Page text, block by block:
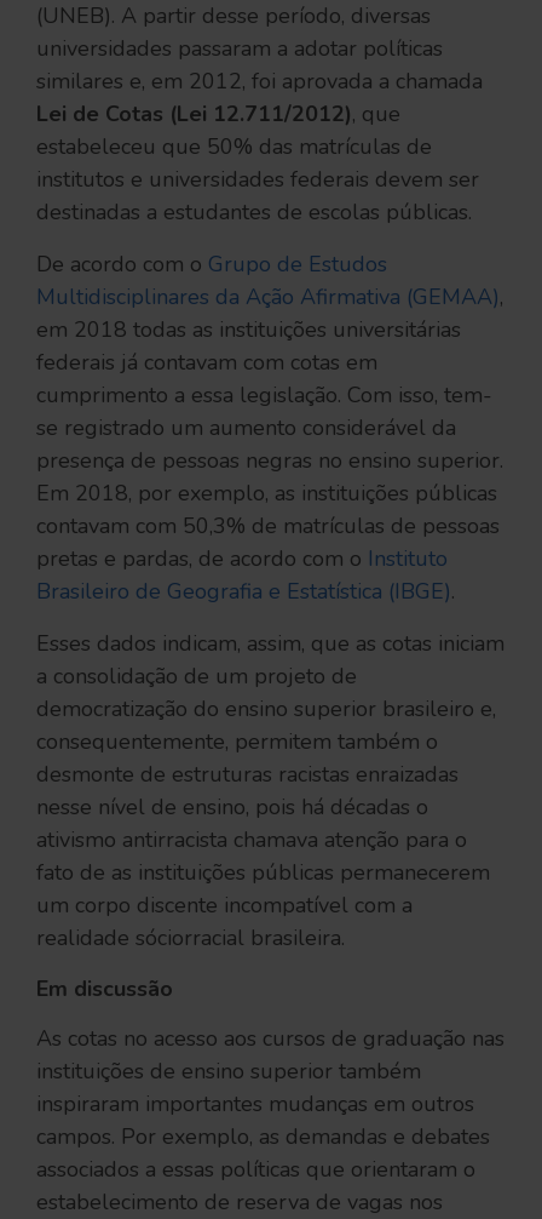
(UNEB). A partir desse período, diversas
universidades passaram a adotar políticas
similares e, em 2012, foi aprovada a chamada
Lei de Cotas (Lei 12.711/2012), que
estabeleceu que 50% das matrículas de
institutos e universidades federais devem ser
destinadas a estudantes de escolas públicas.
De acordo com o Grupo de Estudos
Multidisciplinares da Ação Afirmativa (GEMAA),
em 2018 todas as instituições universitárias
federais já contavam com cotas em
cumprimento a essa legislação. Com isso, tem-
se registrado um aumento considerável da
presença de pessoas negras no ensino superior.
Em 2018, por exemplo, as instituições públicas
contavam com 50,3% de matrículas de pessoas
pretas e pardas, de acordo com o Instituto
Brasileiro de Geografia e Estatística (IBGE).
Esses dados indicam, assim, que as cotas iniciam
a consolidação de um projeto de
democratização do ensino superior brasileiro e,
consequentemente, permitem também o
desmonte de estruturas racistas enraizadas
nesse nível de ensino, pois há décadas o
ativismo antirracista chamava atenção para o
fato de as instituições públicas permanecerem
um corpo discente incompatível com a
realidade sócior­racial brasileira.
Em discussão
As cotas no acesso aos cursos de graduação nas
instituições de ensino superior também
inspiraram importantes mudanças em outros
campos. Por exemplo, as demandas e debates
associados a essas políticas que orientaram o
estabelecimento de reserva de vagas nos